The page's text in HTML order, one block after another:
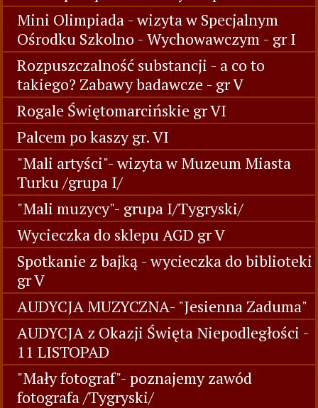
Mini Olimpiada - wizyta w Specjalnym
Ośrodku Szkolno - Wychowawczym - gr I
Rozpuszczalność substancji - a co to
takiego? Zabawy badawcze - gr V
Rogale Świętomarcińskie gr VI
Palcem po kaszy gr. VI
"Mali artyści"- wizyta w Muzeum Miasta
Turku /grupa I/
"Mali muzycy"- grupa I/Tygryski/
Wycieczka do sklepu AGD gr V
Spotkanie z bajką - wycieczka do biblioteki
gr V
AUDYCJA MUZYCZNA- "Jesienna Zaduma"
AUDYCJA z Okazji Święta Niepodległości -
11 LISTOPAD
"Mały fotograf"- poznajemy zawód
fotografa /Tygryski/